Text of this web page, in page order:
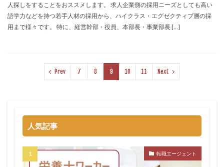
人探しをすることをおススメします。 求人企業側の採用ニーズとしても高い
語学力などを持つ若手人材の採用から、ハイクラス・エグゼクティブ層の採
用まで様々です。 特に、経営幹部・役員、本部長・事業部長 […]
Prev 7 8 9 10 11 Next
人気記事
転職エージェント